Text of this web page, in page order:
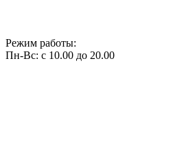
Режим работы:
Пн-Вс: с 10.00 до 20.00